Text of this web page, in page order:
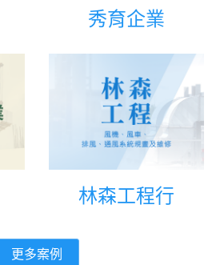
秀育企業
林森工程行
更多案例